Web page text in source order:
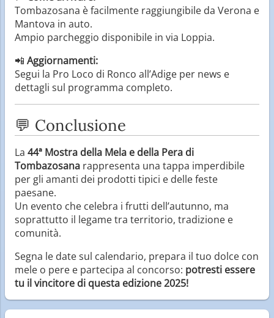
Tombazosana è facilmente raggiungibile da Verona e
Mantova in auto.
Ampio parcheggio disponibile in via Loppia.
📲 Aggiornamenti:
Segui la Pro Loco di Ronco all’Adige per news e
dettagli sul programma completo.
💬 Conclusione
La 44ª Mostra della Mela e della Pera di
Tombazosana rappresenta una tappa imperdibile
per gli amanti dei prodotti tipici e delle feste
paesane.
Un evento che celebra i frutti dell’autunno, ma
soprattutto il legame tra territorio, tradizione e
comunità.
Segna le date sul calendario, prepara il tuo dolce con
mele o pere e partecipa al concorso: potresti essere
tu il vincitore di questa edizione 2025!